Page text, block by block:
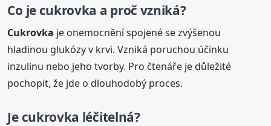
Co je cukrovka a proč vzniká?
Cukrovka je onemocnění spojené se zvýšenou
hladinou glukózy v krvi. Vzniká poruchou účinku
inzulinu nebo jeho tvorby. Pro čtenáře je důležité
pochopit, že jde o dlouhodobý proces.
Je cukrovka léčitelná?